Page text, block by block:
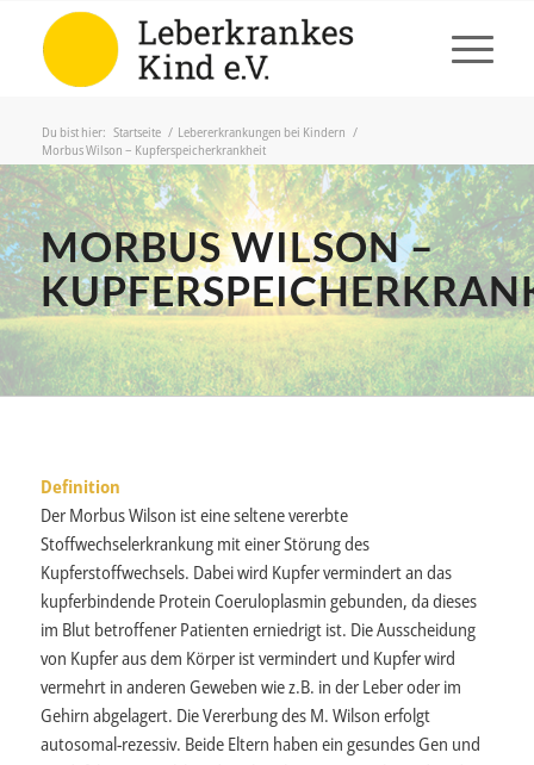
Du bist hier: Startseite / Lebererkrankungen bei Kindern /
Morbus Wilson – Kupferspeicherkrankheit
MORBUS WILSON –
Definition
Der Morbus Wilson ist eine seltene vererbte
Stoffwechselerkrankung mit einer Störung des
Kupferstoffwechsels. Dabei wird Kupfer vermindert an das
kupferbindende Protein Coeruloplasmin gebunden, da dieses
im Blut betroffener Patienten erniedrigt ist. Die Ausscheidung
von Kupfer aus dem Körper ist vermindert und Kupfer wird
vermehrt in anderen Geweben wie z.B. in der Leber oder im
Gehirn abgelagert. Die Vererbung des M. Wilson erfolgt
autosomal-rezessiv. Beide Eltern haben ein gesundes Gen und